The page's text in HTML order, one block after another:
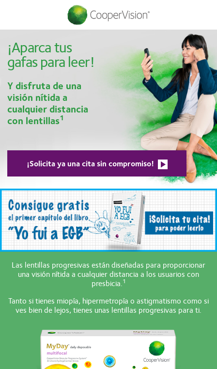
contenido
principal
¡Aparca tus
gafas para leer!
Y disfruta de una
visión nítida a
cualquier distancia
con lentillas1
¡Solicita ya una cita sin compromiso!
Las lentillas progresivas están diseñadas para proporcionar
una visión nítida a cualquier distancia a los usuarios con
presbicia.1
Tanto si tienes miopía, hipermetropía o astigmatismo como si
ves bien de lejos, tienes unas lentillas progresivas para ti.